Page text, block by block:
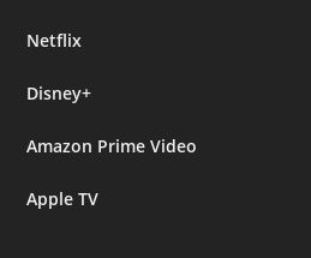
Netflix
Disney+
Amazon Prime Video
Apple TV